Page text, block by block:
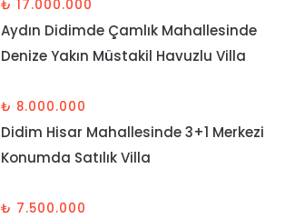
₺ 17.000.000
Aydın Didimde Çamlık Mahallesinde
Denize Yakın Müstakil Havuzlu Villa
₺ 8.000.000
Didim Hisar Mahallesinde 3+1 Merkezi
Konumda Satılık Villa
₺ 7.500.000